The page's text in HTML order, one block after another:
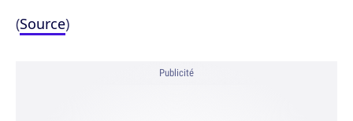
(Source)
Publicité